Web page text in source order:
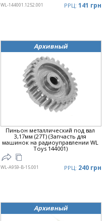
WL-144001.1252.001 РРЦ: 141 грн
Архивный
Пиньон металлический под вал
3,17мм (27Т) (Запчасть для
машинок на радиоуправлении WL
Toys 144001)
WL-A959-B-15.001 РРЦ: 240 грн
Архивный